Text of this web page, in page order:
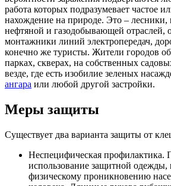
работа которых подразумевает частое
нахождение на природе. Это – лесники,
нефтяной и газодобывающей отраслей,
монтажники линий электропередач,
конечно же туристы. Жители городов
парках, скверах, на собственных
везде, где есть изобилие зеленых
ангара или любой другой застройки.
Меры защиты
Существует два варианта защиты от
Неспецифическая профилактика.
использование защитной одежды,
физическому проникновению